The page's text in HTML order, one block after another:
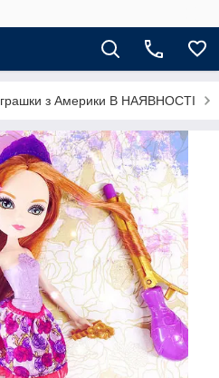
з Америки В НАЯВНОСТІ